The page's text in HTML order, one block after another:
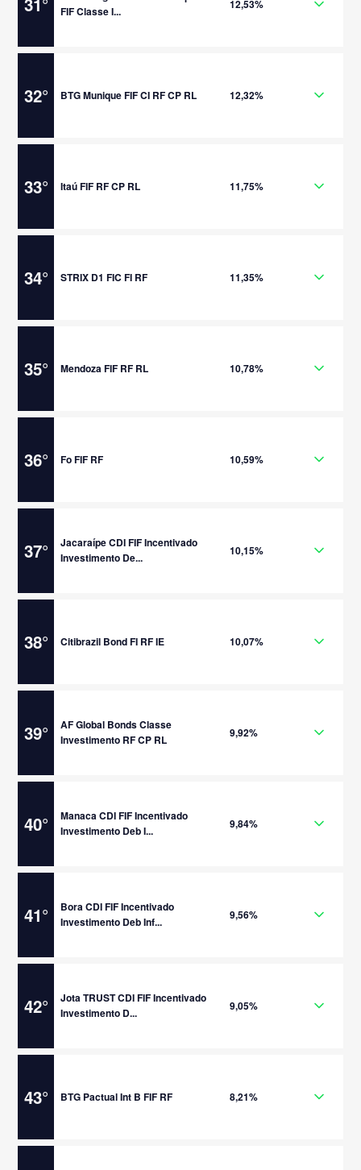
FIF Classe I...
12,53%
32° BTG Munique FIF CI RF CP RL 12,32%
33° Itaú FIF RF CP RL 11,75%
34° STRIX D1 FIC FI RF 11,35%
35° Mendoza FIF RF RL 10,78%
36° Fo FIF RF 10,59%
37°
Jacaraípe CDI FIF Incentivado
Investimento De...
10,15%
38° Citibrazil Bond FI RF IE 10,07%
39°
AF Global Bonds Classe
Investimento RF CP RL
9,92%
40°
Manaca CDI FIF Incentivado
Investimento Deb I...
9,84%
41°
Bora CDI FIF Incentivado
Investimento Deb Inf...
9,56%
42°
Jota TRUST CDI FIF Incentivado
Investimento D...
9,05%
43° BTG Pactual Int B FIF RF 8,21%